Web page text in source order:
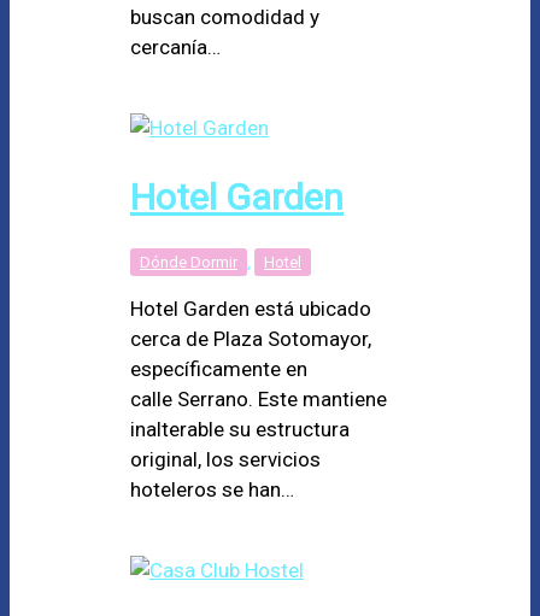
buscan comodidad y
cercanía…
Hotel Garden
Dónde Dormir Hotel
Hotel Garden está ubicado
cerca de Plaza Sotomayor,
específicamente en
calle Serrano. Este mantiene
inalterable su estructura
original, los servicios
hoteleros se han…